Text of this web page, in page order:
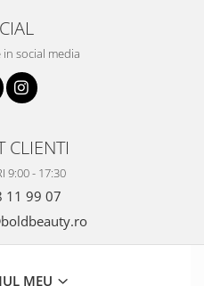
social media
CLIENTI
9:00 - 17:30
11 99 07
MEU